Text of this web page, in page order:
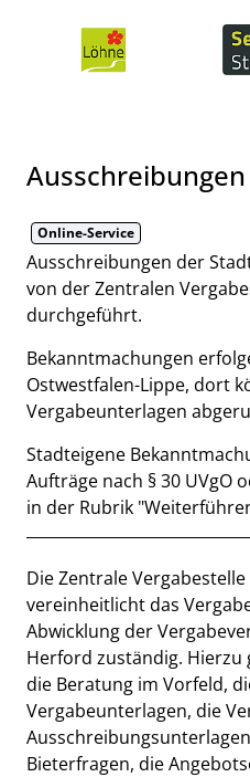
Zum Hauptinhalt springen
Online-Service
Ausschreibungen der
von der Zentralen
durchgeführt.
Bekanntmachungen
Ostwestfalen-Lippe, dort
Vergabeunterlagen
Stadteigene
Aufträge nach § 30 UVgO
in der Rubrik
Beschreibung
Die Zentrale
vereinheitlicht das
Abwicklung der
Herford zuständig.
die Beratung im Vorfeld,
Vergabeunterlagen, die
Bieterfragen, die